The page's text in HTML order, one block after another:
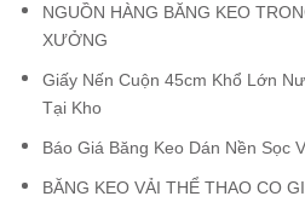
NGUỒN HÀNG BĂNG KEO
XƯỞNG
Giấy Nến Cuộn 45cm Khổ Lớn
Tại Kho
Báo Giá Băng Keo Dán Nền Sọc
BĂNG KEO VẢI THỂ THAO CO